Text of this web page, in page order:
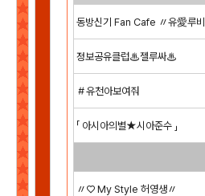
동방신기 Fan Cafe 〃유愛루비
정보공유클럽♨젤루싸♨
＃유천아보여줘
「 아시아의별★시아준수 」
〃♡ My Style 허영생〃